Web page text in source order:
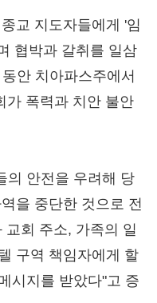
교 지도자들에게 '임
협박과 갈취를 일삼
안 치아파스주에서
가 폭력과 치안 불안
의 안전을 우려해 당
을 중단한 것으로 전
회 주소, 가족의 일
구역 책임자에게 할
시지를 받았다"고 증